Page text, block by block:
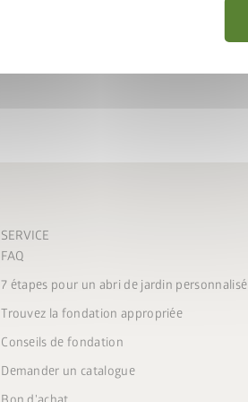
SERVICE
FAQ
7 étapes pour un abri de jardin personnalisé
Trouvez la fondation appropriée
Conseils de fondation
Demander un catalogue